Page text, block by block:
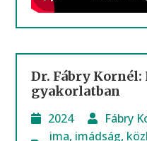
Dr. Fábry Kornél:
gyakorlatban
2024
Fábry
ima, imádság,